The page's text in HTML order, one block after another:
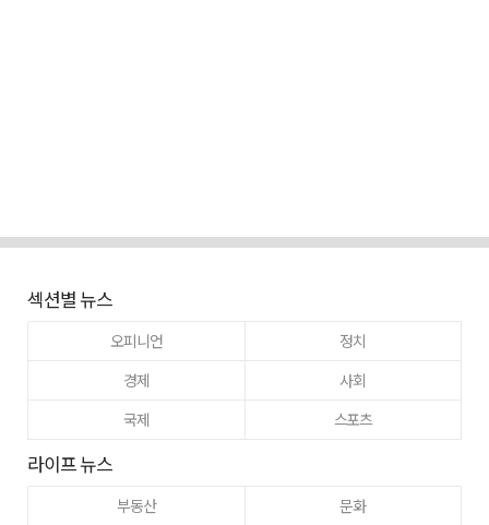
섹션별 뉴스
오피니언
정치
경제
사회
국제
스포츠
라이프 뉴스
부동산 문화